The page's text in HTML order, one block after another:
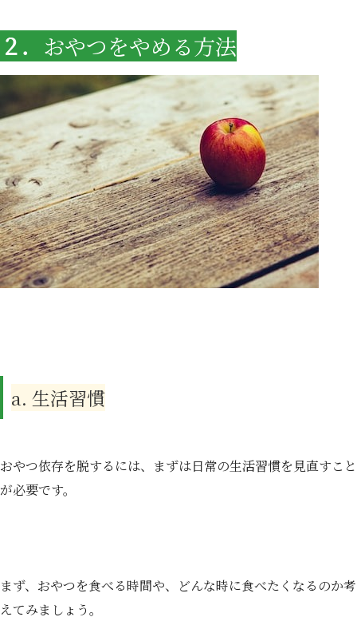
２． おやつをやめる方法
a. 生活習慣
おやつ依存を脱するには、まずは日常の生活習慣を見直すこと
が必要です。
まず、おやつを食べる時間や、どんな時に食べたくなるのか考
えてみましょう。